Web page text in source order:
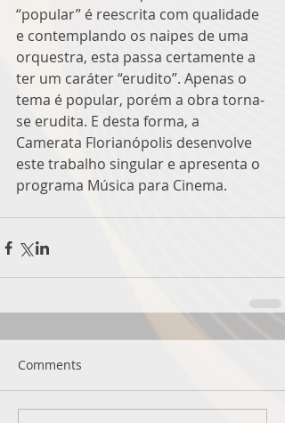
“popular” é reescrita com qualidade
e contemplando os naipes de uma
orquestra, esta passa certamente a
ter um caráter “erudito”. Apenas o
tema é popular, porém a obra torna-
se erudita. E desta forma, a
Camerata Florianópolis desenvolve
este trabalho singular e apresenta o
programa Música para Cinema.
Comments